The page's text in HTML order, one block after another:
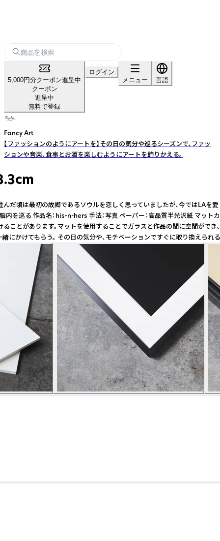
5,000円分クーポン進呈中
クーポン
進呈中
無料で登録
ログイン
メニュー
言語
Fancy Art
【ファッションのようにアートを】その日の気分や巡るシーズンで、ファッ
ションや音楽、食事とお酒を楽しむようにアートを飾りかえる。
最初の故郷であるソウルを恋しく思っていましたが、今ではLA
る 作品名：his-n-hers 手法：写真 ペーパー：高品質半光沢紙
があります。マットを使用することでガラスと作品の間に空間
けてもらう。 その日の気分や、モチベーションですぐに取り換えられ